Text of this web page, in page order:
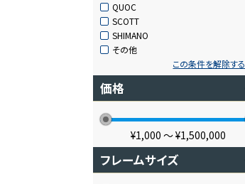
QUOC
SCOTT
SHIMANO
その他
この条件を解除する
価格
¥1,000 〜¥1,500,000
フレームサイズ